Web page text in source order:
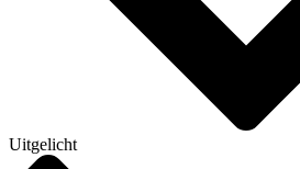
Uitgelicht